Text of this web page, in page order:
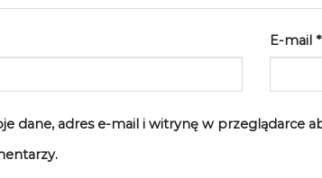
E-mail *
dane, adres e-mail i witrynę w przeglądarce